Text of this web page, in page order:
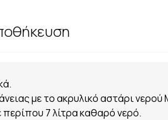
με το ακρυλικό αστάρι νερού
7 λίτρα καθαρό νερό.